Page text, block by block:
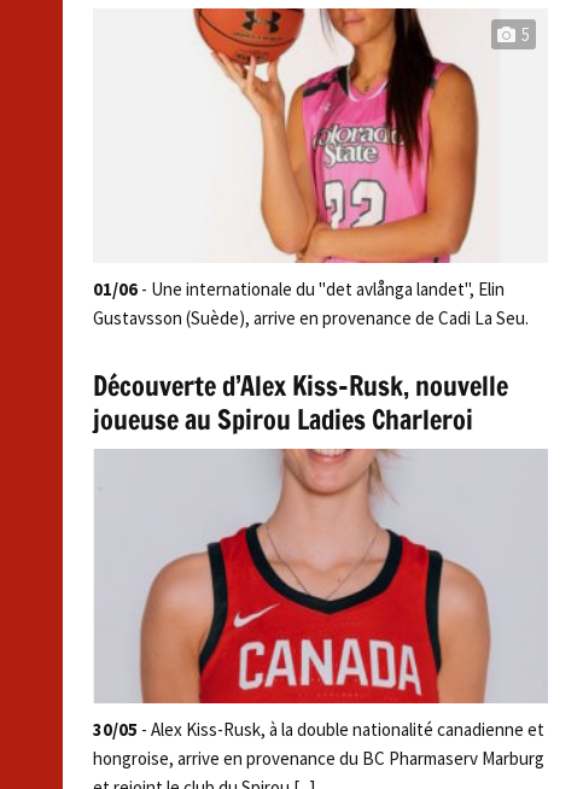
5
01/06 - Une internationale du "det avlånga landet", Elin
Gustavsson (Suède), arrive en provenance de Cadi La Seu.
Découverte d’Alex Kiss-Rusk, nouvelle
joueuse au Spirou Ladies Charleroi
30/05 - Alex Kiss-Rusk, à la double nationalité canadienne et
hongroise, arrive en provenance du BC Pharmaserv Marburg